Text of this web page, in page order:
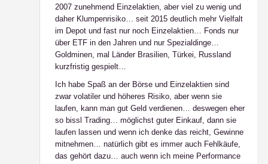
2007 zunehmend Einzelaktien, aber viel zu wenig und
daher Klumpenrisiko… seit 2015 deutlich mehr Vielfalt
im Depot und fast nur noch Einzelaktien… Fonds nur
über ETF in den Jahren und nur Spezialdinge…
Goldminen, mal Länder Brasilien, Türkei, Russland
kurzfristig gespielt…
Ich habe Spaß an der Börse und Einzelaktien sind
zwar volatiler und höheres Risiko, aber wenn sie
laufen, kann man gut Geld verdienen… deswegen eher
so bissl Trading… möglichst guter Einkauf, dann sie
laufen lassen und wenn ich denke das reicht, Gewinne
mitnehmen… natürlich gibt es immer auch Fehlkäufe,
das gehört dazu… auch wenn ich meine Performance